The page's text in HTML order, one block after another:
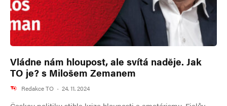
Vládne nám hloupost, ale svítá naděje. Jak
TO je? s Milošem Zemanem
Redakce TO · 24. 11. 2024